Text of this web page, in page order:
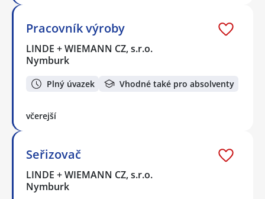
Pracovník výroby
LINDE + WIEMANN CZ, s.r.o.
Nymburk
Plný úvazek Vhodné také pro absolventy
včerejší
Seřizovač
LINDE + WIEMANN CZ, s.r.o.
Nymburk